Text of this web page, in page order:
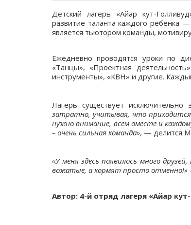
Детский лагерь «Айар кут-
развитие таланта каждого ребенка
является тьютором команды,
Ежедневно проводятся уроки по
«Танцы», «Проектная
инструменты», «КВН» и другие.
Лагерь существует
затратно, учитывая, что
нужно внимание, всем вместе и
– очень сильная команда», — делится
«У меня здесь появилось много
вожатые, а кормят просто отменно!»
Автор: 4-й отряд лагеря «Айар